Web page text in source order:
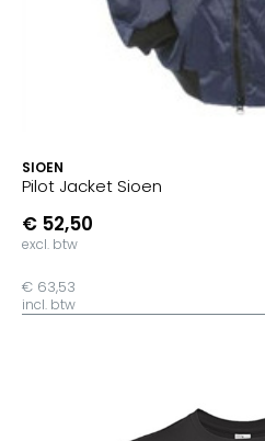
SIOEN
Pilot Jacket Sioen
€ 52,50
excl. btw
€ 63,53
incl. btw